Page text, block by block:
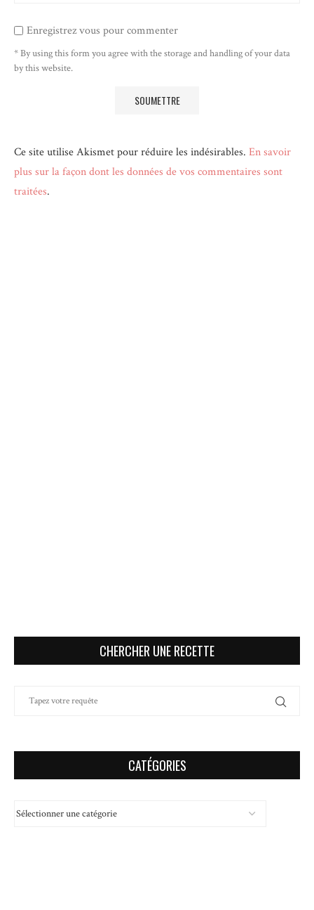
Enregistrez vous pour commenter
* By using this form you agree with the storage and handling of your data
by this website.
Ce site utilise Akismet pour réduire les indésirables. En savoir
plus sur la façon dont les données de vos commentaires sont
traitées.
CHERCHER UNE RECETTE
CATÉGORIES